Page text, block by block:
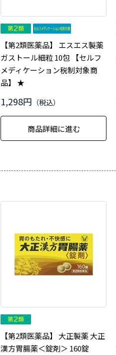
【第2類医薬品】 エスエス製薬
ガストール細粒 10包 【セルフ
メディケーション税制対象商
品】 ★
1,298円
商品詳細に進む
【第2類医薬品】 大正製薬 大正
漢方胃腸薬＜錠剤＞ 160錠